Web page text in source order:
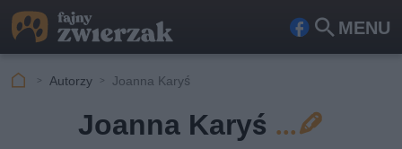
MENU
Fa Szu
Autorzy Joanna Karyś
Joanna Karyś